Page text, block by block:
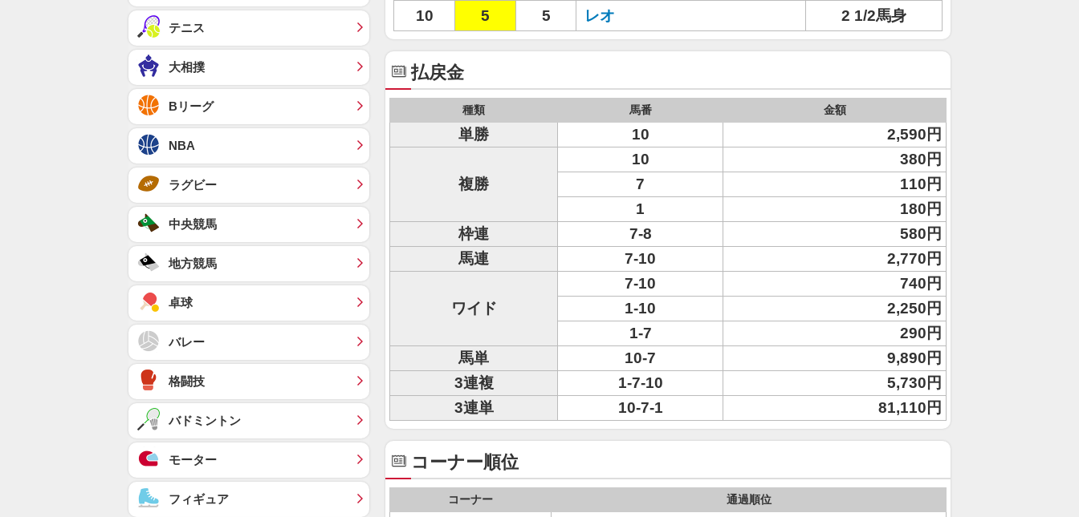
10
5 5 レオ 2 1/2馬身
払戻金
種類 馬番 金額
単勝 10 2,590円
複勝
10
380円
7
110円
1
180円
枠連
7-8
580円
馬連
7-10 2,770円
ワイド
7-10
740円
1-10
2,250円
1-7
290円
馬単
10-7
9,890円
3連複
1-7-10
5,730円
3連単
10-7-1 81,110円
コーナー順位
コーナー 通過順位
テニス
大相撲
Bリーグ
NBA
ラグビー
中央競馬
地方競馬
卓球
バレー
格闘技
バドミントン
モーター
フィギュア